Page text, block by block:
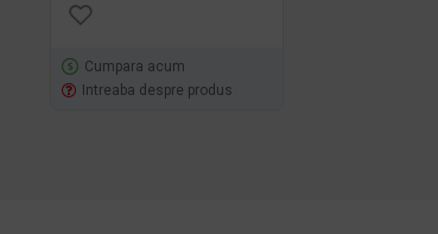
Cumpara acum
Intreaba despre produs